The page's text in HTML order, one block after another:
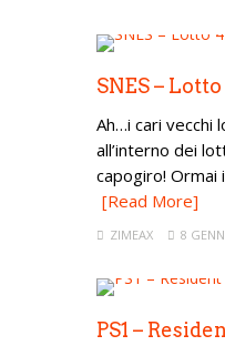
SNES –
Ah…i cari vecchi
all’interno dei
capogiro! Ormai
[Read More]
ZIMEAX 8
PS1 –